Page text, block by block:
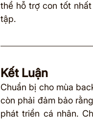
thể hỗ trợ con tốt
tập.
Kết Luận
Chuẩn bị cho mùa
còn phải đảm bảo
phát triển cá nhân.